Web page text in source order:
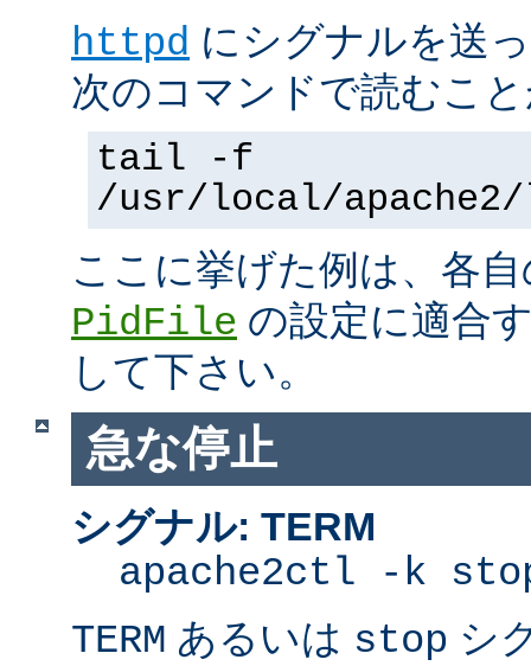
httpd にシグナルを送
次のコマンドで読むこ
tail -f
/usr/local/
ここに挙げた例は、各
PidFile の設定に適合
して下さい。
急な停止
シグナル: TERM
apache2ctl -k
TERM あるいは stop シ